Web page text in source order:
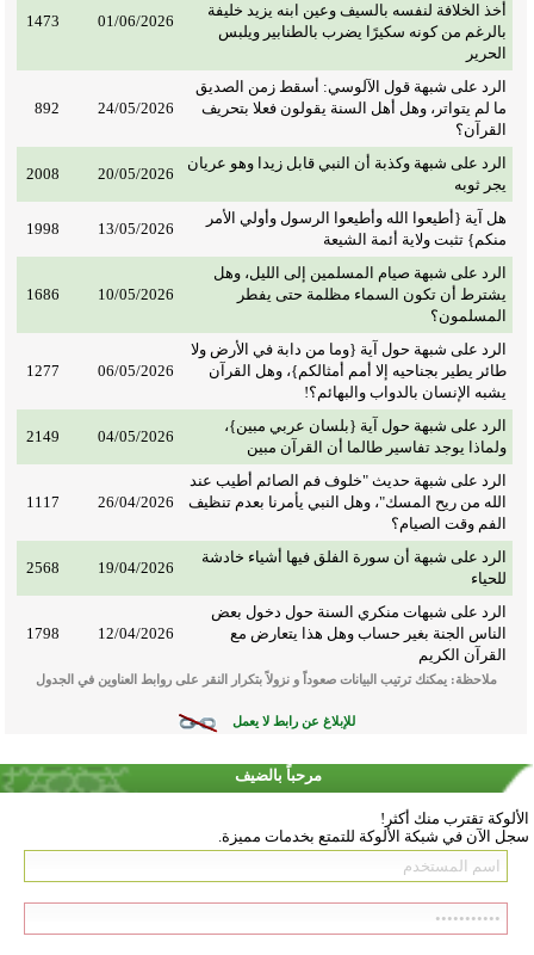
أخذ الخلافة لنفسه بالسيف وعين ابنه يزيد خليفة
بالرغم من كونه سكيرًا يضرب بالطنابير ويلبس
الحرير
01/06/2026
1473
الرد على شبهة قول الآلوسي: أسقط زمن الصديق
ما لم يتواتر، وهل أهل السنة يقولون فعلا بتحريف
القرآن؟
24/05/2026
892
الرد على شبهة وكذبة أن النبي قابل زيدا وهو عريان
يجر ثوبه
20/05/2026
2008
هل آية {أطيعوا الله وأطيعوا الرسول وأولي الأمر
منكم} تثبت ولاية أئمة الشيعة
13/05/2026
1998
الرد على شبهة صيام المسلمين إلى الليل، وهل
يشترط أن تكون السماء مظلمة حتى يفطر
المسلمون؟
10/05/2026
1686
الرد على شبهة حول آية {وما من دابة في الأرض ولا
طائر يطير بجناحيه إلا أمم أمثالكم}، وهل القرآن
يشبه الإنسان بالدواب والبهائم؟!
06/05/2026
1277
الرد على شبهة حول آية {بلسان عربي مبين}،
ولماذا يوجد تفاسير طالما أن القرآن مبين
04/05/2026
2149
الرد على شبهة حديث "خلوف فم الصائم أطيب عند
الله من ريح المسك"، وهل النبي يأمرنا بعدم تنظيف
الفم وقت الصيام؟
26/04/2026
1117
الرد على شبهة أن سورة الفلق فيها أشياء خادشة
للحياء
19/04/2026
2568
الرد على شبهات منكري السنة حول دخول بعض
الناس الجنة بغير حساب وهل هذا يتعارض مع
القرآن الكريم
12/04/2026
1798
ملاحظة: يمكنك ترتيب البيانات صعوداً و نزولاً بتكرار النقر على روابط العناوين في الجدول
للإبلاغ عن رابط لا يعمل
مرحباً بالضيف
الألوكة تقترب منك أكثر!
سجل الآن في شبكة الألوكة للتمتع بخدمات مميزة.